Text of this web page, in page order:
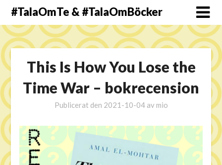
#TalaOmTe & #TalaOmBöcker
This Is How You Lose the
Time War – bokrecension
Publicerat den 2021-10-04av mio